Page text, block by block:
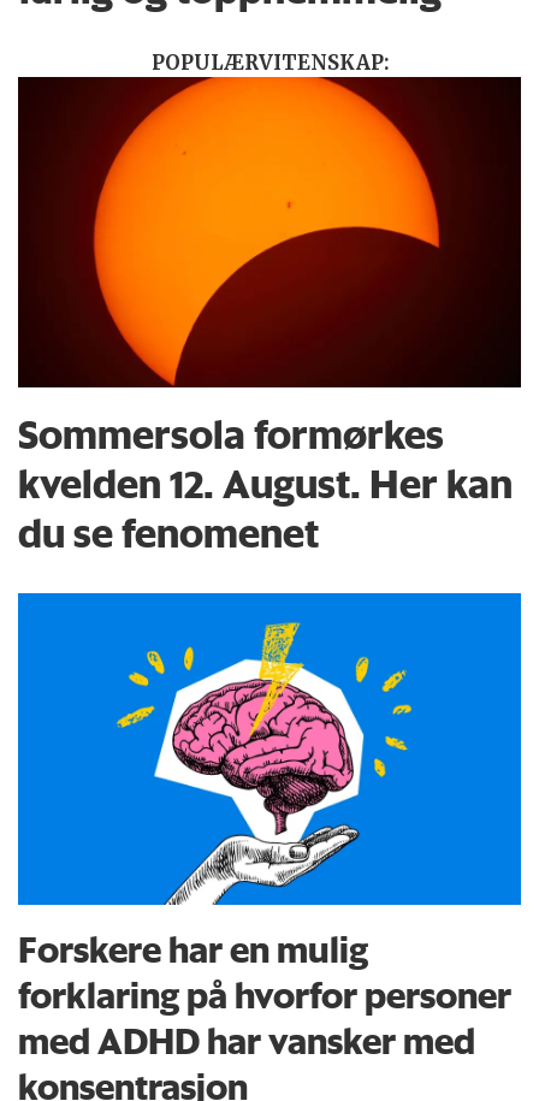
POPULÆRVITENSKAP:
Sommersola formørkes
kvelden 12. August. Her kan
du se fenomenet
Forskere har en mulig
forklaring på hvorfor personer
med ADHD har vansker med
konsentrasjon